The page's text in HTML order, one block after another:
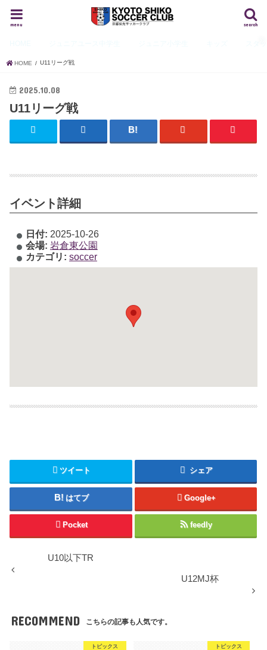
search
menu
HOME U11リーグ戦
2025.10.08
U11リーグ戦
イベント詳細
日付: 2025-10-26
会場: 岩倉東公園
カテゴリ: soccer
ツイート シェア
はてブ Google+
Pocket feedly
U10以下TR
U12MJ杯
RECOMMEND こちらの記事も人気です。
トピックス トピックス